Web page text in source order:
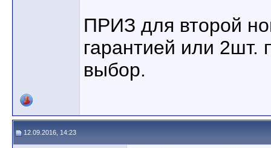
ПРИЗ для второй
гарантией или 2шт.
выбор.
12.09.2016, 14:23